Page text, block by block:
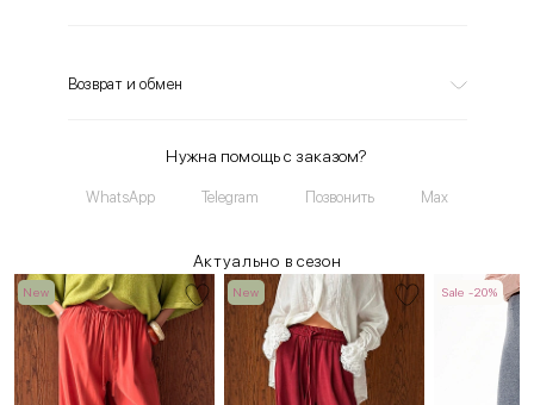
Возврат и обмен
Нужна помощь с заказом?
WhatsApp Telegram Позвонить Max
Актуально в сезон
New New Sale -20%